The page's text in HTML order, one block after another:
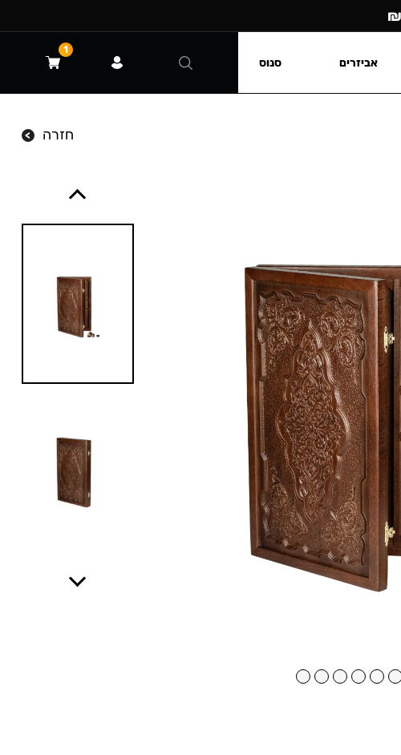
חזרה
אביזרים סנוס
1